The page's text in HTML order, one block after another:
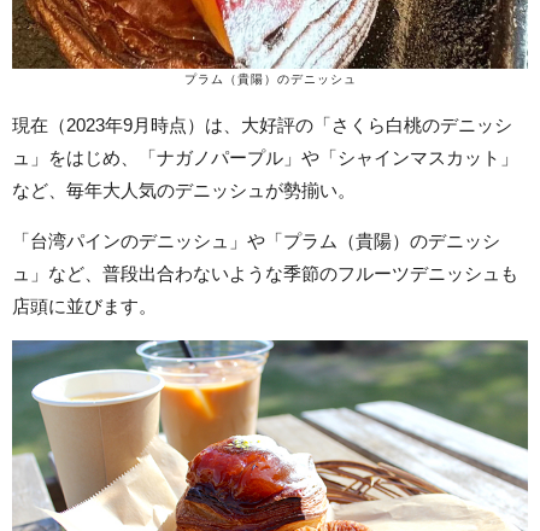
プラム（貴陽）のデニッシュ
現在（2023年9月時点）は、大好評の「さくら白桃のデニッシ
ュ」をはじめ、「ナガノパープル」や「シャインマスカット」
など、毎年大人気のデニッシュが勢揃い。
「台湾パインのデニッシュ」や「プラム（貴陽）のデニッシ
ュ」など、普段出合わないような季節のフルーツデニッシュも
店頭に並びます。